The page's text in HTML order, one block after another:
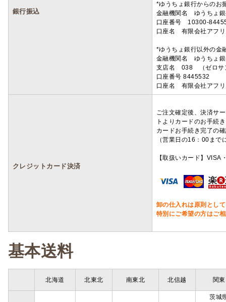
銀行振込
*ゆうちょ銀行からのお
金融機関名 ゆうちょ
口座番号 10300-
口座名 有限会社アフ
*ゆうちょ銀行以外の金
金融機関名 ゆうちょ
支店名 038 （ゼロサ
口座番号 8445532
口座名 有限会社アフ
クレジットカード決済
ご注文確定後、決済サ
トよりカードのお手続
カードお手続き完了の
（営業日の16：00ま
【取扱いカード】
卸の仕入れは原則とし
特別にご希望の方はご
基本送料
北海道 北東北 南東北 北信越 関東
茨城